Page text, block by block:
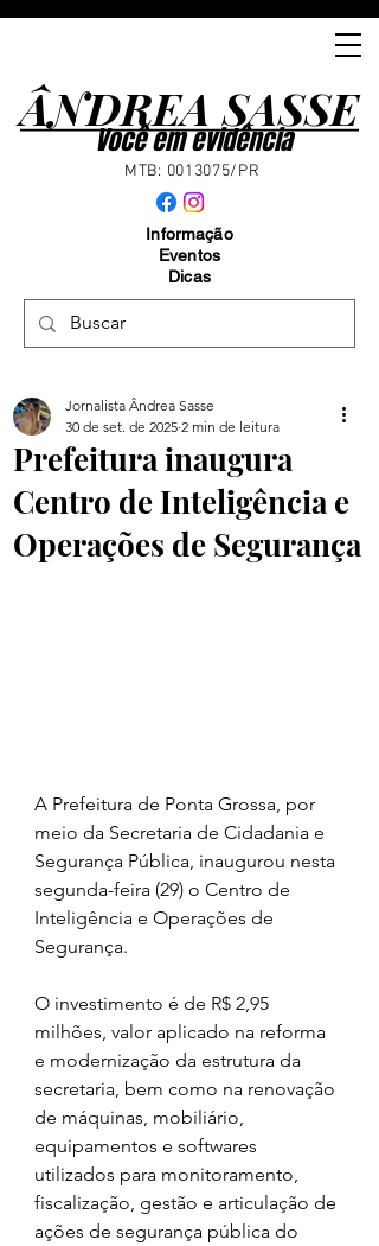
ÂNDREA SASSE
ÂNDREA SASSE
Você em evidência
MTB: 0013075/PR
Informação
Eventos
Dicas
Prefeitura inaugura
Centro de Inteligência e
Operações de Segurança
Jornalista Ândrea Sasse
30 de set. de 2025 2 min de leitura
A Prefeitura de Ponta Grossa, por
meio da Secretaria de Cidadania e
Segurança Pública, inaugurou nesta
segunda-feira (29) o Centro de
Inteligência e Operações de
Segurança.
O investimento é de R$ 2,95
milhões, valor aplicado na reforma
e modernização da estrutura da
secretaria, bem como na renovação
de máquinas, mobiliário,
equipamentos e softwares
utilizados para monitoramento,
fiscalização, gestão e articulação de
ações de segurança pública do